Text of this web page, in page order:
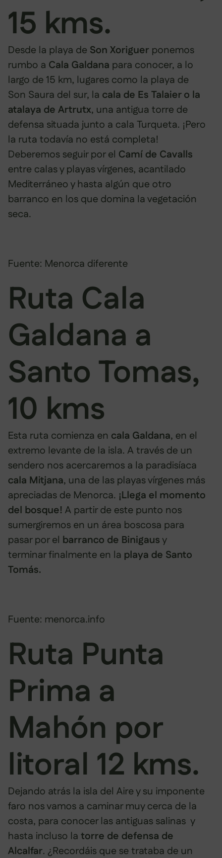
15 kms.
Desde la playa de Son Xoriguer ponemos
rumbo a Cala Galdana para conocer, a lo
largo de 15 km, lugares como la playa de
Son Saura del sur, la cala de Es Talaier o la
atalaya de Artrutx, una antigua torre de
defensa situada junto a cala Turqueta. ¡Pero
la ruta todavía no está completa!
Deberemos seguir por el Camí de Cavalls
entre calas y playas vírgenes, acantilado
Mediterráneo y hasta algún que otro
barranco en los que domina la vegetación
seca.
Fuente: Menorca diferente
Ruta Cala
Galdana a
Santo Tomas,
10 kms
Esta ruta comienza en cala Galdana, en el
extremo levante de la isla. A través de un
sendero nos acercaremos a la paradisíaca
cala Mitjana, una de las playas vírgenes más
apreciadas de Menorca. ¡Llega el momento
del bosque! A partir de este punto nos
sumergiremos en un área boscosa para
pasar por el barranco de Binigausy
terminar finalmente en la playa de Santo
Tomás.
Fuente: menorca.info
Ruta Punta
Prima a
Mahón por
litoral 12 kms.
Dejando atrás la isla del Aire y su imponente
faro nos vamos a caminar muy cerca de la
costa, para conocer las antiguas salinas y
hasta incluso la torre de defensa de
Alcalfar. ¿Recordáis que se trataba de un